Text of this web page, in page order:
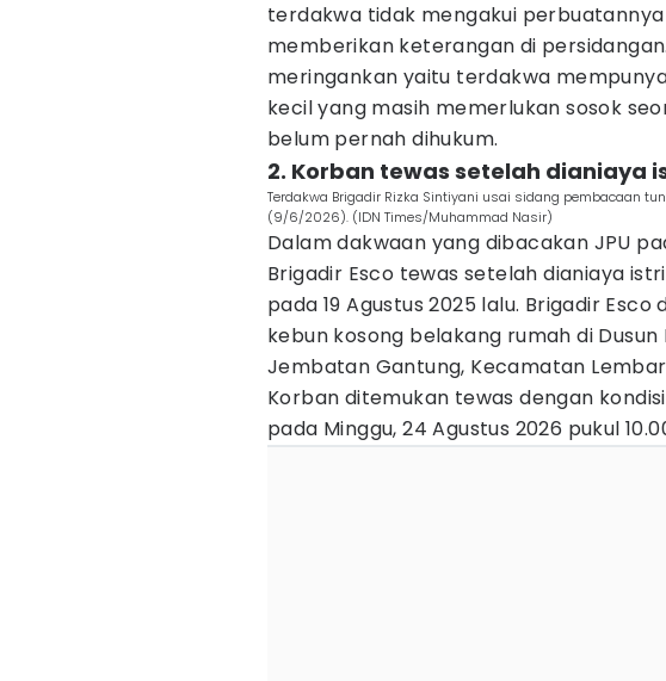
terdakwa tidak mengakui
memberikan keterangan di
meringankan yaitu terdakwa
kecil yang masih memerlukan sosok
belum pernah dihukum.
2. Korban tewas setelah dianiaya
Terdakwa Brigadir Rizka Sintiyani usai sidang pembacaan
(9/6/2026). (IDN Times/Muhammad Nasir)
Dalam dakwaan yang dibacakan JPU
Brigadir Esco tewas setelah dianiaya
pada 19 Agustus 2025 lalu. Brigadir
kebun kosong belakang rumah di Dusun
Jembatan Gantung, Kecamatan
Korban ditemukan tewas dengan
pada Minggu, 24 Agustus 2026 pukul